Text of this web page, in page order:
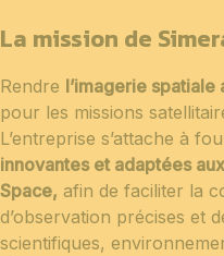
La mission de
Rendre l’imagerie
pour les missions
L’entreprise s’attache à
innovantes et adaptées
Space, afin de faciliter la
d’observation précises et
scientifiques,